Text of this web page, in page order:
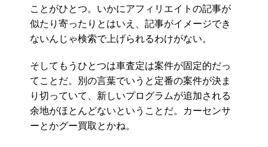
ことがひとつ。いかにアフィリエイトの記事が
似たり寄ったりとはいえ、記事がイメージでき
ないんじゃ検索で上げられるわけがない。
そしてもうひとつは車査定は案件が固定的だっ
てことだ。別の言葉でいうと定番の案件が決ま
り切っていて、新しいプログラムが追加される
余地がほとんどないということだ。カーセンサ
ーとかグー買取とかね。